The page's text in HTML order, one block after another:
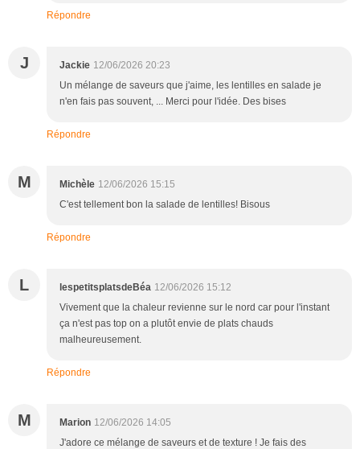
Répondre
J Jackie 12/06/2026 20:23
Un mélange de saveurs que j'aime, les lentilles en salade je
n'en fais pas souvent, ... Merci pour l'idée. Des bises
Répondre
M Michèle 12/06/2026 15:15
C'est tellement bon la salade de lentilles! Bisous
Répondre
L lespetitsplatsdeBéa 12/06/2026 15:12
Vivement que la chaleur revienne sur le nord car pour l'instant
ça n'est pas top on a plutôt envie de plats chauds
malheureusement.
Répondre
M Marion 12/06/2026 14:05
J'adore ce mélange de saveurs et de texture ! Je fais des